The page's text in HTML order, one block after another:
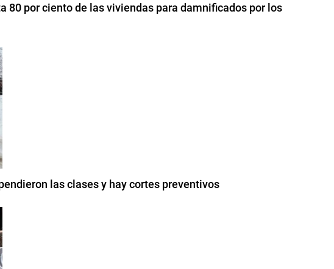
80 por ciento de las viviendas para damnificados por los
las clases y hay cortes preventivos